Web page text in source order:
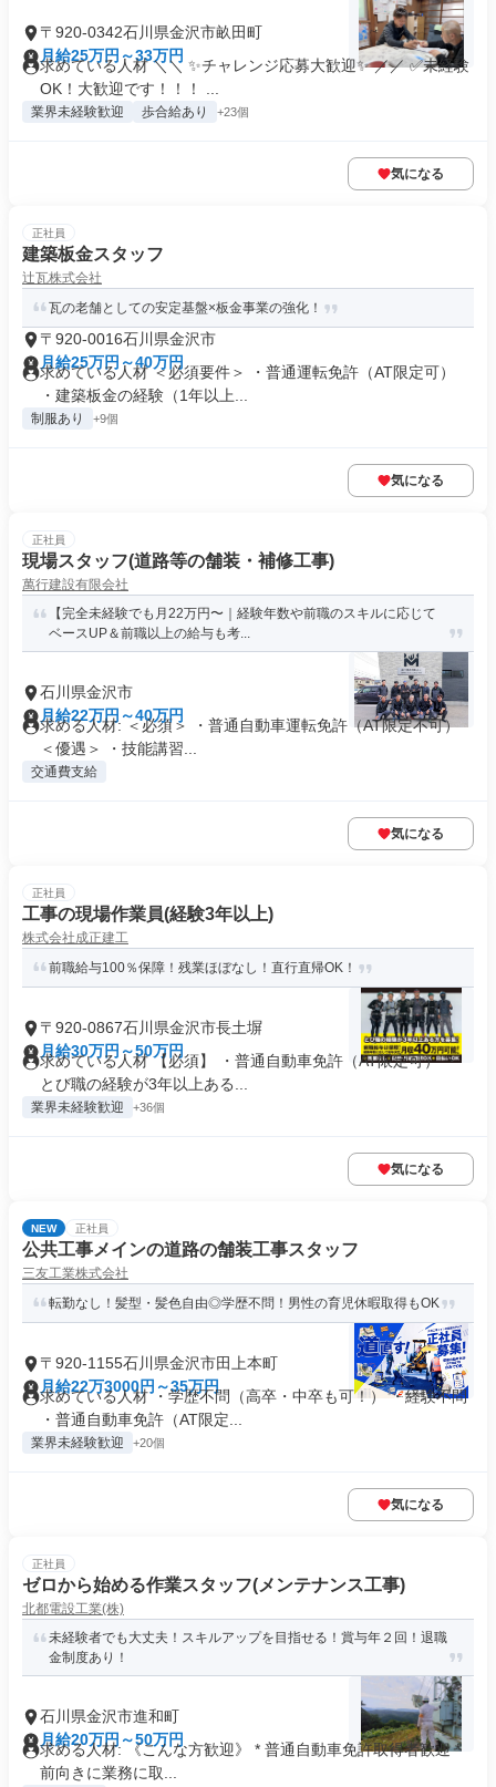
〒920-0342石川県金沢市畝田町
月給25万円～33万円
求めている人材 ＼＼ ✨チャレンジ応募大歓迎✨ ／／ ✅未経験
OK！大歓迎です！！！ ...
業界未経験歓迎 歩合給あり +23個
気になる
正社員
建築板金スタッフ
辻瓦株式会社
瓦の老舗としての安定基盤×板金事業の強化！
〒920-0016石川県金沢市
月給25万円～40万円
求めている人材 ＜必須要件＞ ・普通運転免許（AT限定可）
・建築板金の経験（1年以上...
制服あり +9個
気になる
正社員
現場スタッフ(道路等の舗装・補修工事)
萬行建設有限会社
【完全未経験でも月22万円〜｜経験年数や前職のスキルに応じて
ベースUP＆前職以上の給与も考...
石川県金沢市
月給22万円～40万円
求める人材: ＜必須＞ ・普通自動車運転免許（AT限定不可）
＜優遇＞ ・技能講習...
交通費支給
気になる
正社員
工事の現場作業員(経験3年以上)
株式会社成正建工
前職給与100％保障！残業ほぼなし！直行直帰OK！
〒920-0867石川県金沢市長土塀
月給30万円～50万円
求めている人材 【必須】 ・普通自動車免許（AT限定可） ・
とび職の経験が3年以上ある...
業界未経験歓迎 +36個
気になる
NEW 正社員
公共工事メインの道路の舗装工事スタッフ
三友工業株式会社
転勤なし！髪型・髪色自由◎学歴不問！男性の育児休暇取得もOK
〒920-1155石川県金沢市田上本町
月給22万3000円～35万円
求めている人材 ・学歴不問（高卒・中卒も可！） ・経験不問
・普通自動車免許（AT限定...
業界未経験歓迎 +20個
気になる
正社員
ゼロから始める作業スタッフ(メンテナンス工事)
北都電設工業(株)
未経験者でも大丈夫！スキルアップを目指せる！賞与年２回！退職
金制度あり！
石川県金沢市進和町
月給20万円～50万円
求める人材: 《こんな方歓迎》 * 普通自動車免許取得者歓迎 *
前向きに業務に取...